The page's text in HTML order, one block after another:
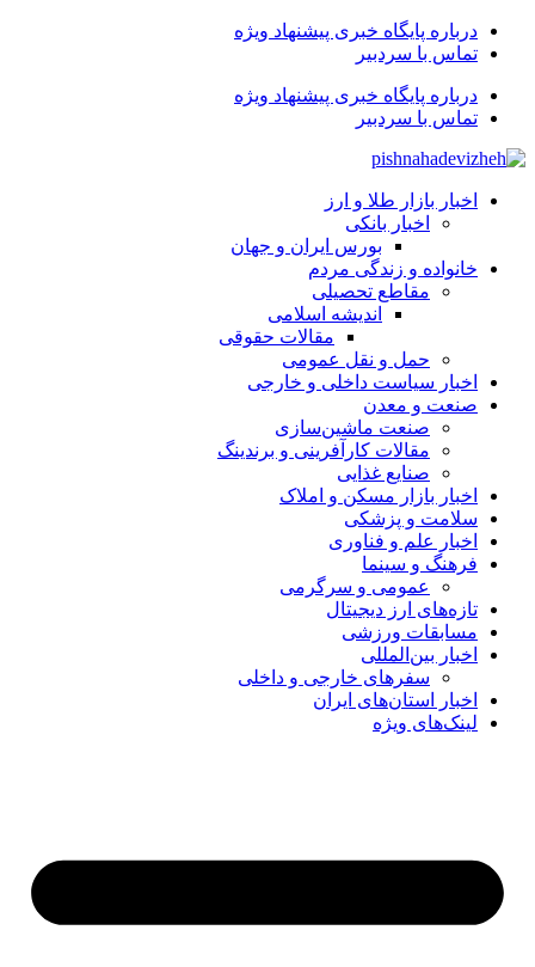
درباره پایگاه خبری پیشنهاد ویژه
تماس با سردبیر
درباره پایگاه خبری پیشنهاد ویژه
تماس با سردبیر
اخبار بازار طلا و ارز
اخبار بانکی
بورس ایران و جهان
خانواده و زندگی مردم
مقاطع تحصیلی
اندیشه اسلامی
مقالات حقوقی
حمل و نقل عمومی
اخبار سیاست داخلی و خارجی
صنعت و معدن
صنعت ماشین‌سازی
مقالات کارآفرینی و برندینگ
صنایع غذایی
اخبار بازار مسکن و املاک
سلامت و پزشکی
اخبار علم و فناوری
فرهنگ و سینما
عمومی و سرگرمی
تازه‌های ارز دیجیتال
مسابقات ورزشی
اخبار بین‌المللی
سفرهای خارجی و داخلی
اخبار استان‌های ایران
لینک‌های ویژه